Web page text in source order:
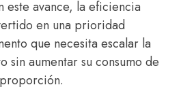
este avance, la eficiencia
en una prioridad
que necesita escalar la
sin aumentar su consumo de